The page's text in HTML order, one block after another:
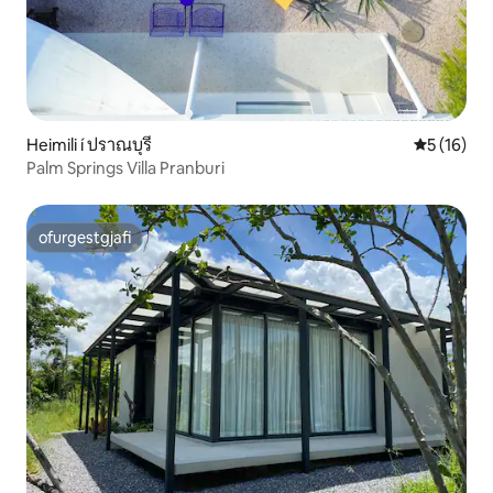
Heimili í ปราณบุรี 5 af 5 í
5 (16)
Palm Springs Villa Pranburi
ofurgestgjafi
ofurgestgjafi